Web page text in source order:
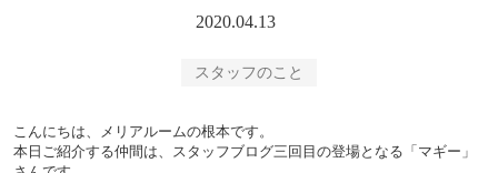
2020.04.13
スタッフのこと
こんにちは、メリアルームの根本です。
本日ご紹介する仲間は、スタッフブログ三回目の登場となる「マギー」